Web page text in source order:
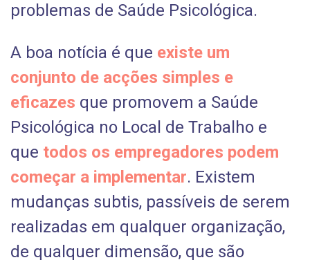
problemas de Saúde Psicológica.
A boa notícia é que existe um
conjunto de acções simples e
eficazes que promovem a Saúde
Psicológica no Local de Trabalho e
que todos os empregadores podem
começar a implementar. Existem
mudanças subtis, passíveis de serem
realizadas em qualquer organização,
de qualquer dimensão, que são